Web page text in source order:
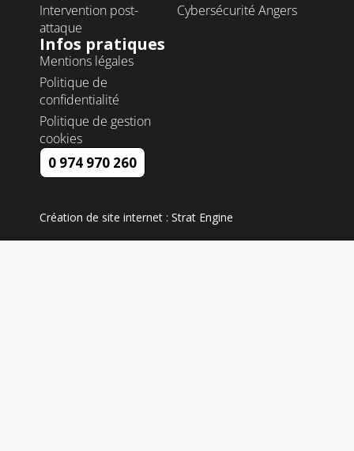
Intervention post-
attaque
Cybersécurité Angers
Infos pratiques
Mentions légales
Politique de
confidentialité
Politique de gestion
cookies
0 974 970 260
Création de site internet : Strat Engine